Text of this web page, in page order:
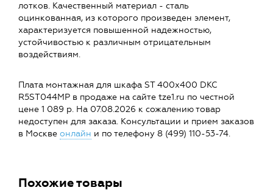
лотков. Качественный материал - сталь
оцинкованная, из которого произведен элемент,
характеризуется повышенной надежностью,
устойчивостью к различным отрицательным
воздействиям.
Плата монтажная для шкафа ST 400х400 DKC
R5ST044MP в продаже на сайте tze1.ru по честной
цене 1 089 р. На 07.08.2026 к сожалению товар
недоступен для заказа. Консультации и прием заказов
в Москве онлайн и по телефону 8 (499) 110-53-74.
Похожие товары